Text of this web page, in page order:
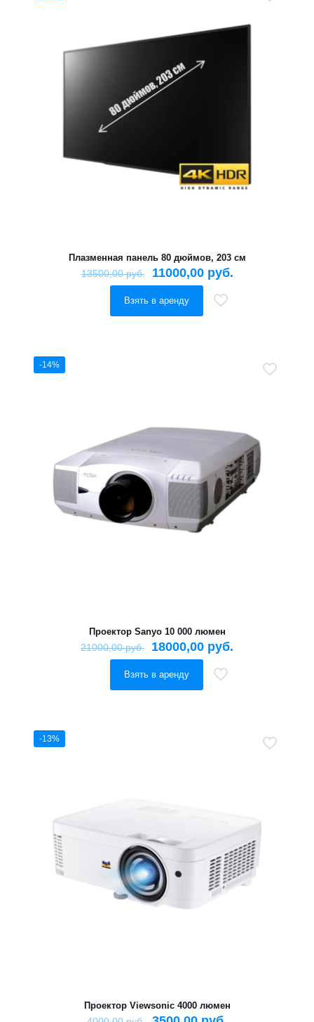
Плазменная панель 80 дюймов, 203 см
13500,00руб. 11000,00 руб.
Взять в аренду
-14%
Проектор Sanyo 10 000 люмен
21000,00руб. 18000,00 руб.
Взять в аренду
-13%
Проектор Viewsonic 4000 люмен